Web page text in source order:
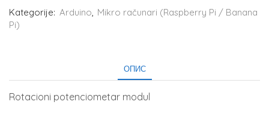
Kategorije: Arduino, Mikro računari (Raspberry Pi / Banana
Pi)
ОПИС
Rotacioni potenciometar modul